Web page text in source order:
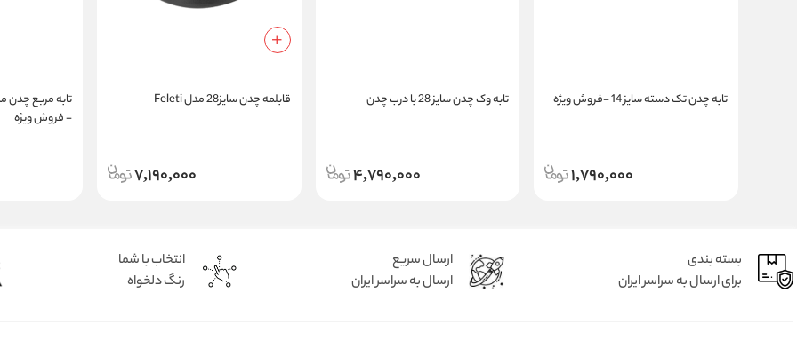
تابه چدن تک دسته سایز 14 -فروش ویژه
1,790,000
تابه وک چدن سایز 28 با درب چدن
4,790,000
قابلمه چدن سایز28 مدل Feleti
7,190,000
- فروش ویژه
بسته بندی
برای ارسال به سراسر ایران
ارسال سریع
ارسال به سراسر ایران
انتخاب با شما
رنگ دلخواه